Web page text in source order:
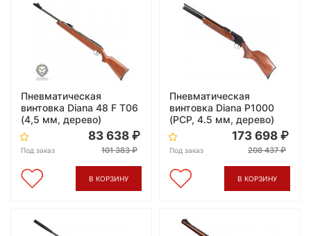
Пневматическая
винтовка Diana 48 F T06
(4,5 мм, дерево)
Под заказ
83 638
101 383
В КОРЗИНУ
Пневматическая
винтовка Diana P1000
(PCP, 4.5 мм, дерево)
Под заказ
173 698
208 437
В КОРЗИНУ